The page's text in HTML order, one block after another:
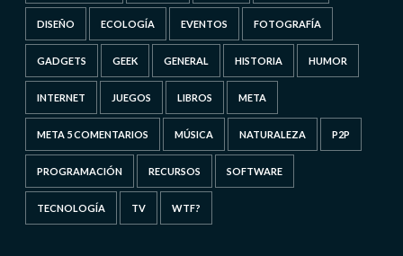
DISEÑO ECOLOGÍA EVENTOS FOTOGRAFÍA
GADGETS GEEK GENERAL HISTORIA HUMOR
INTERNET JUEGOS LIBROS META
META 5 COMENTARIOS MÚSICA NATURALEZA P2P
PROGRAMACIÓN RECURSOS SOFTWARE
TECNOLOGÍA TV WTF?